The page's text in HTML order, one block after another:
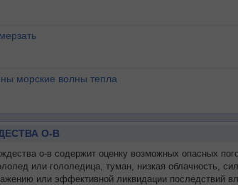
морские волны тепла
О-В
о-в содержит оценку возможных опасных
или гололедица, туман, низкая облачность,
или эффективной ликвидации последствий